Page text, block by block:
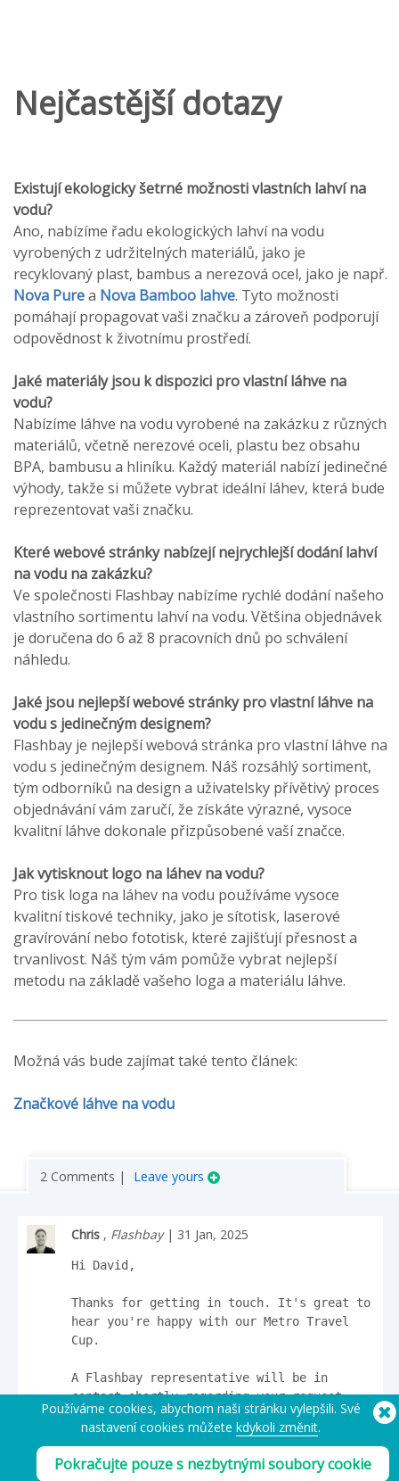
Nejčastější dotazy
Existují ekologicky šetrné možnosti vlastních lahví na
vodu?
Ano, nabízíme řadu ekologických lahví na vodu
vyrobených z udržitelných materiálů, jako je
recyklovaný plast, bambus a nerezová ocel, jako je např.
Nova Purea Nova Bamboo lahve. Tyto možnosti
pomáhají propagovat vaši značku a zároveň podporují
odpovědnost k životnímu prostředí.
Jaké materiály jsou k dispozici pro vlastní láhve na
vodu?
Nabízíme láhve na vodu vyrobené na zakázku z různých
materiálů, včetně nerezové oceli, plastu bez obsahu
BPA, bambusu a hliníku. Každý materiál nabízí jedinečné
výhody, takže si můžete vybrat ideální láhev, která bude
reprezentovat vaši značku.
Které webové stránky nabízejí nejrychlejší dodání lahví
na vodu na zakázku?
Ve společnosti Flashbay nabízíme rychlé dodání našeho
vlastního sortimentu lahví na vodu. Většina objednávek
je doručena do 6 až 8 pracovních dnů po schválení
náhledu.
Jaké jsou nejlepší webové stránky pro vlastní láhve na
vodu s jedinečným designem?
Flashbay je nejlepší webová stránka pro vlastní láhve na
vodu s jedinečným designem. Náš rozsáhlý sortiment,
tým odborníků na design a uživatelsky přívětivý proces
objednávání vám zaručí, že získáte výrazné, vysoce
kvalitní láhve dokonale přizpůsobené vaší značce.
Jak vytisknout logo na láhev na vodu?
Pro tisk loga na láhev na vodu používáme vysoce
kvalitní tiskové techniky, jako je sítotisk, laserové
gravírování nebo fototisk, které zajišťují přesnost a
trvanlivost. Náš tým vám pomůže vybrat nejlepší
metodu na základě vašeho loga a materiálu láhve.
Možná vás bude zajímat také tento článek:
Značkové láhve na vodu
2 Comments | Leave yours
Chris , Flashbay| 31 Jan, 2025
Hi David,
Thanks for getting in touch. It's great to
hear you're happy with our Metro Travel
Cup.
A Flashbay representative will be in
contact shortly regarding your request.
Many thanks,
Chris at Flashbay
Používáme cookies, abychom naši stránku vylepšili. Své
nastavení cookies můžete kdykoli změnit.
Pokračujte pouze s nezbytnými soubory cookie